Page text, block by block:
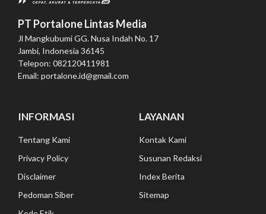
PT Portalone Lintas Media
Jl Mangkubumi GG. Nusa Indah No. 17
Jambi, Indonesia 36145
Telepon: 082120411981
Email: portalone.id@gmail.com
INFORMASI
Tentang Kami
Privacy Policy
Disclaimer
Pedoman Siber
LAYANAN
Kontak Kami
Susunan Redaksi
Index Berita
Sitemap